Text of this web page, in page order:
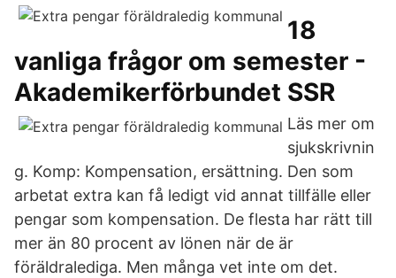
18
vanliga frågor om semester -
Akademikerförbundet SSR
Läs mer om
sjukskrivnin
g. Komp: Kompensation, ersättning. Den som
arbetat extra kan få ledigt vid annat tillfälle eller
pengar som kompensation. De flesta har rätt till
mer än 80 procent av lönen när de är
föräldralediga. Men många vet inte om det.